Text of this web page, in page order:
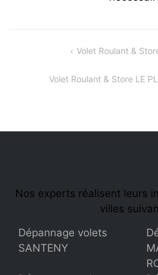
Navigation
l’article
Volet Roulant &
Volet Roulant & Store LE
Nos experts réalisent leurs
villes
Dépannage volets
SANTENY